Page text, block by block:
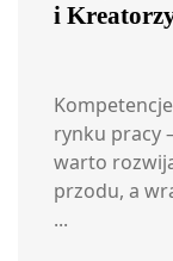
i
rynku pracy
warto
przodu, a
...